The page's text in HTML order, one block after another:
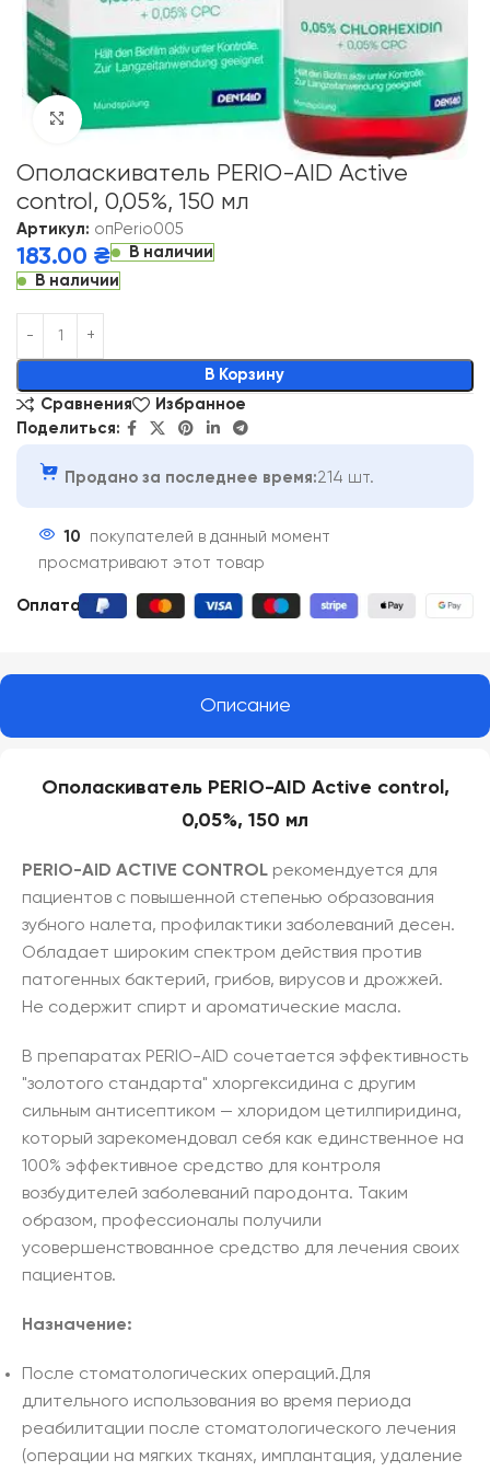
Click to enlarge
Ополаскиватель PERIO-AID Active
control, 0,05%, 150 мл
Артикул: опPerio005
183.00 ₴
В наличии
В наличии
В Корзину
Alternative:
Сравнения
Избранное
Поделиться:
Продано за последнее время:214 шт.
10
покупателей в данный момент
просматривают этот товар
Оплата:
Описание
Ополаскиватель PERIO-AID Active control,
0,05%, 150 мл
PERIO-AID ACTIVE CONTROL рекомендуется для
пациентов с повышенной степенью образования
зубного налета, профилактики заболеваний десен.
Обладает широким спектром действия против
патогенных бактерий, грибов, вирусов и дрожжей.
Не содержит спирт и ароматические масла.
В препаратах PERIO-AID сочетается эффективность
"золотого стандарта" хлоргексидина с другим
сильным антисептиком — хлоридом цетилпиридина,
который зарекомендовал себя как единственное на
100% эффективное средство для контроля
возбудителей заболеваний пародонта. Таким
образом, профессионалы получили
усовершенствованное средство для лечения своих
пациентов.
Назначение:
После стоматологических операций.Для
длительного использования во время периода
реабилитации после стоматологического лечения
(операции на мягких тканях, имплантация, удаление